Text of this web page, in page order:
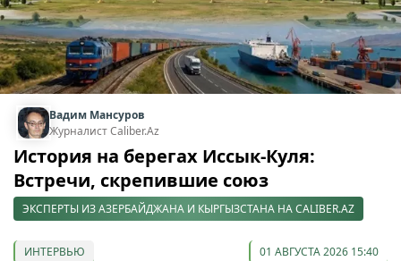
Вадим Мансуров
Журналист Caliber.Az
История на берегах Иссык-Куля:
Встречи, скрепившие союз
ЭКСПЕРТЫ ИЗ АЗЕРБАЙДЖАНА И КЫРГЫЗСТАНА НА CALIBER.AZ
ИНТЕРВЬЮ 01 АВГУСТА 2026 15:40